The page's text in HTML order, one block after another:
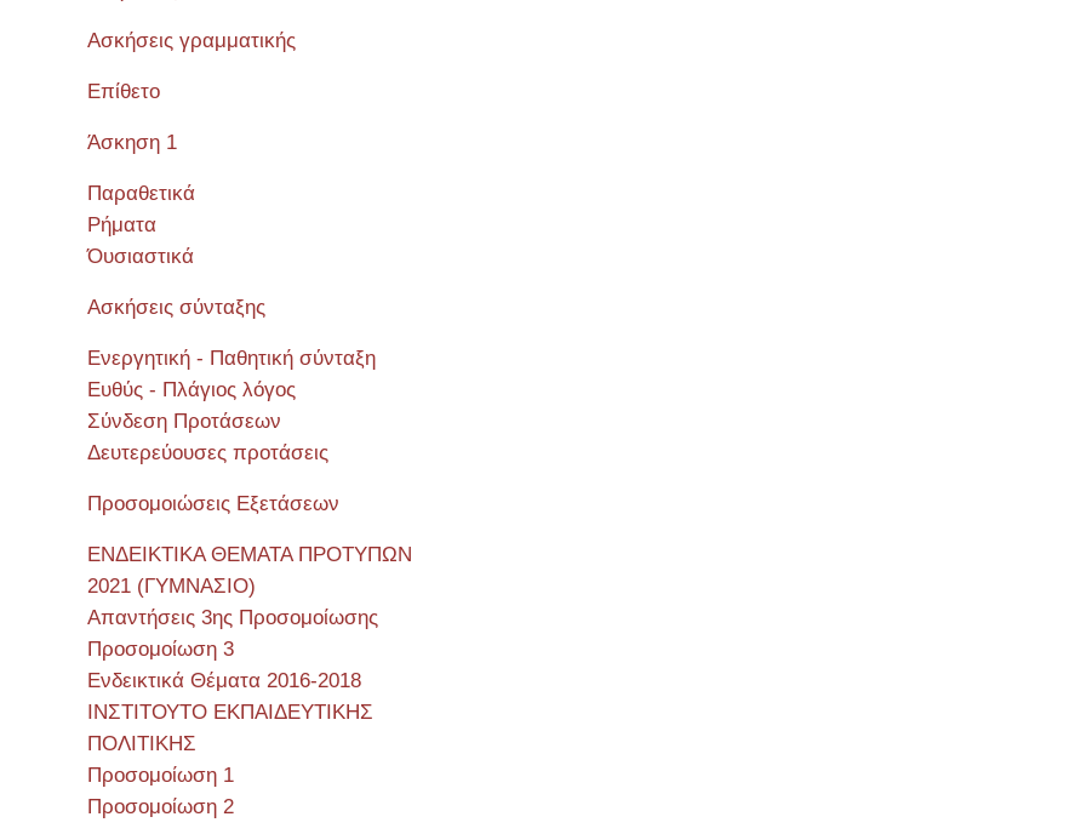
Ασκήσεις γραμματικής
Επίθετο
Άσκηση 1
Παραθετικά
Ρήματα
Όυσιαστικά
Ασκήσεις σύνταξης
Ενεργητική - Παθητική σύνταξη
Ευθύς - Πλάγιος λόγος
Σύνδεση Προτάσεων
Δευτερεύουσες προτάσεις
Προσομοιώσεις Εξετάσεων
ΕΝΔΕΙΚΤΙΚΑ ΘΕΜΑΤΑ ΠΡΟΤΥΠΩΝ
2021 (ΓΥΜΝΑΣΙΟ)
Απαντήσεις 3ης Προσομοίωσης
Προσομοίωση 3
Ενδεικτικά Θέματα 2016-2018
ΙΝΣΤΙΤΟΥΤΟ ΕΚΠΑΙΔΕΥΤΙΚΗΣ
ΠΟΛΙΤΙΚΗΣ
Προσομοίωση 1
Προσομοίωση 2